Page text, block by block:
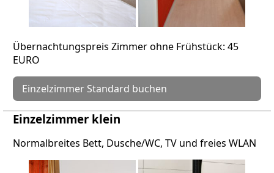
Übernachtungspreis Zimmer ohne Frühstück: 45
EURO
Einzelzimmer Standard buchen
Einzelzimmer klein
Normalbreites Bett, Dusche/WC, TV und freies WLAN